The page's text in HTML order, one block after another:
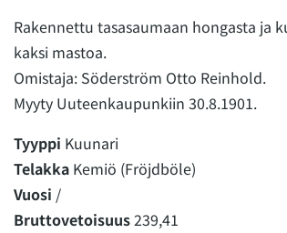
Rakennettu tasasaumaan hongasta ja
kaksi mastoa.
Omistaja: Söderström Otto Reinhold.
Myyty Uuteenkaupunkiin 30.8.1901.
Tyyppi Kuunari
TelakkaKemiö (Fröjdböle)
Vuosi /
Bruttovetoisuus239,41